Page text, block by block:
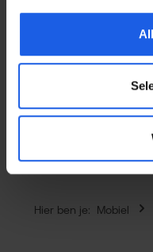
Dit flexibele Thin gel
S26+ is vervaardigd uit
zowel je telefo…Meer
Hier ben je: Mobiel